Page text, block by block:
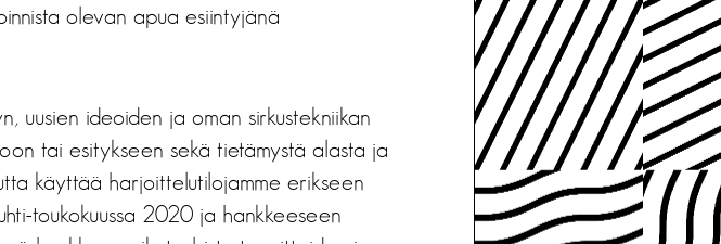
olevan apua esiintyjänä
uusien ideoiden ja oman sirkustekniikan
tai esitykseen sekä tietämystä alasta ja
käyttää harjoittelutilojamme erikseen
toukokuussa 2020 ja hankkeeseen